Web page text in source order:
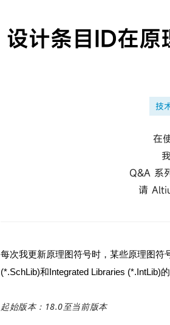
设计条目ID在原
技
在
Q&A 系
请
每次我更新原理图符号时，某些原理图符
(*.SchLib)和Integrated Libraries (*.IntLib)
起始版本：18.0至当前版本